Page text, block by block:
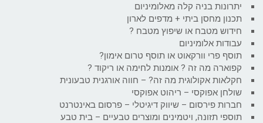
יתרונות בניה קלה מאלומיניום
תכנון מחסן ביתי + מדפים לארון
חידוש מטבח או שיפוץ מטבח ?
עבודות אלומיניום
תוסף פרי וורקאוט או תוסף טרום אימון?
קפוארה מה זה ? אומנות לחימה או ריקוד ?
חקלאות אקולוגית מה זה? – חווה אורגנית טבעונית
שולחן אפוקסי – ריהוט אפוקסי
חברות פירסום – שיווק דיגיטלי – פרסום באינטרנט
תוספי תזונה, ויטמינים ומוצרים טבעיים – בית טבע